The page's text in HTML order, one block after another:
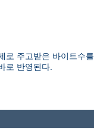
주고받은 바이트
로 반영된다.